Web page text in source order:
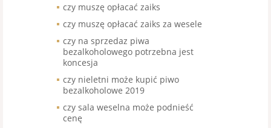
czy muszę opłacać zaiks
czy muszę opłacać zaiks za wesele
czy na sprzedaz piwa
bezalkoholowego potrzebna jest
koncesja
czy nieletni może kupić piwo
bezalkoholowe 2019
czy sala weselna może podnieść
cenę